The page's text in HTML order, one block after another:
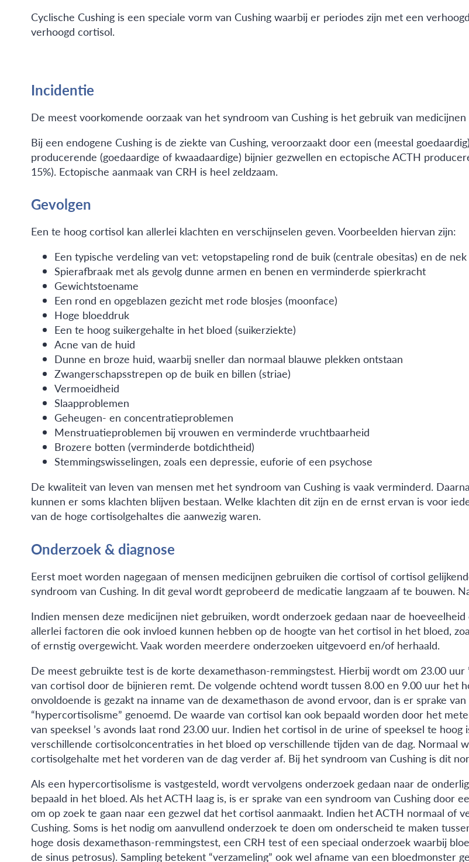
Cyclische Cushing is een speciale vorm van Cushing waarbij er periodes zijn met een
verhoogd cortisol.
Incidentie
De meest voorkomende oorzaak van het syndroom van Cushing is het gebruik van
Bij een endogene Cushing is de ziekte van Cushing, veroorzaakt door een (meestal
producerende (goedaardige of kwaadaardige) bijnier gezwellen en ectopische ACTH
15%). Ectopische aanmaak van CRH is heel zeldzaam.
Gevolgen
Een te hoog cortisol kan allerlei klachten en verschijnselen geven. Voorbeelden hiervan zijn:
Een typische verdeling van vet: vetopstapeling rond de buik (centrale obesitas) en de
Spierafbraak met als gevolg dunne armen en benen en verminderde spierkracht
Gewichtstoename
Een rond en opgeblazen gezicht met rode blosjes (moonface)
Hoge bloeddruk
Een te hoog suikergehalte in het bloed (suikerziekte)
Acne van de huid
Dunne en broze huid, waarbij sneller dan normaal blauwe plekken ontstaan
Zwangerschapsstrepen op de buik en billen (striae)
Vermoeidheid
Slaapproblemen
Geheugen- en concentratieproblemen
Menstruatieproblemen bij vrouwen en verminderde vruchtbaarheid
Brozere botten (verminderde botdichtheid)
Stemmingswisselingen, zoals een depressie, euforie of een psychose
De kwaliteit van leven van mensen met het syndroom van Cushing is vaak verminderd.
kunnen er soms klachten blijven bestaan. Welke klachten dit zijn en de ernst ervan is voor
van de hoge cortisolgehaltes die aanwezig waren.
Onderzoek & diagnose
Eerst moet worden nagegaan of mensen medicijnen gebruiken die cortisol of cortisol
syndroom van Cushing. In dit geval wordt geprobeerd de medicatie langzaam af te bouwen.
Indien mensen deze medicijnen niet gebruiken, wordt onderzoek gedaan naar de
allerlei factoren die ook invloed kunnen hebben op de hoogte van het cortisol in het bloed,
of ernstig overgewicht. Vaak worden meerdere onderzoeken uitgevoerd en/of herhaald.
De meest gebruikte test is de korte dexamethason-remmingstest. Hierbij wordt om 23.00
van cortisol door de bijnieren remt. De volgende ochtend wordt tussen 8.00 en 9.00 uur het
onvoldoende is gezakt na inname van de dexamethason de avond ervoor, dan is er sprake
“hypercortisolisme” genoemd. De waarde van cortisol kan ook bepaald worden door het
van speeksel ’s avonds laat rond 23.00 uur. Indien het cortisol in de urine of speeksel te
verschillende cortisolconcentraties in het bloed op verschillende tijden van de dag. Normaal
cortisolgehalte met het vorderen van de dag verder af. Bij het syndroom van Cushing is dit
Als een hypercortisolisme is vastgesteld, wordt vervolgens onderzoek gedaan naar de
bepaald in het bloed. Als het ACTH laag is, is er sprake van een syndroom van Cushing door
om op zoek te gaan naar een gezwel dat het cortisol aanmaakt. Indien het ACTH normaal of
Cushing. Soms is het nodig om aanvullend onderzoek te doen om onderscheid te maken
hoge dosis dexamethason-remmingstest, een CRH test of een speciaal onderzoek waarbij
de sinus petrosus). Sampling betekent “verzameling” ook wel afname van een bloedmonster